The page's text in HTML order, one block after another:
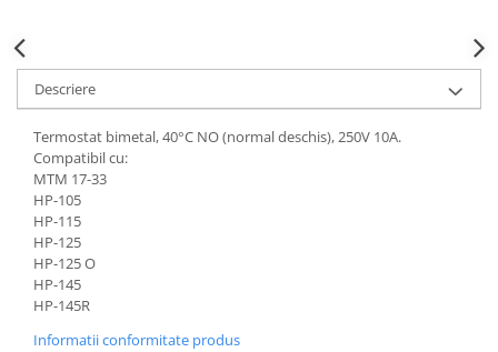
Descriere
Termostat bimetal, 40°C NO (normal deschis), 250V 10A.
Compatibil cu:
MTM 17-33
HP-105
HP-115
HP-125
HP-125 O
HP-145
HP-145R
Informatii conformitate produs